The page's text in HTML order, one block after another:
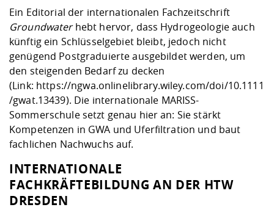
Ein Editorial der internationalen Fachzeitschrift
Groundwaterhebt hervor, dass Hydrogeologie auch
künftig ein Schlüsselgebiet bleibt, jedoch nicht
genügend Postgraduierte ausgebildet werden, um
den steigenden Bedarf zu decken
(Link: https://ngwa.onlinelibrary.wiley.com/doi/10.1111
/gwat.13439). Die internationale MARISS-
Sommerschule setzt genau hier an: Sie stärkt
Kompetenzen in GWA und Uferfiltration und baut
fachlichen Nachwuchs auf.
INTERNATIONALE
FACHKRÄFTEBILDUNG AN DER HTW
DRESDEN